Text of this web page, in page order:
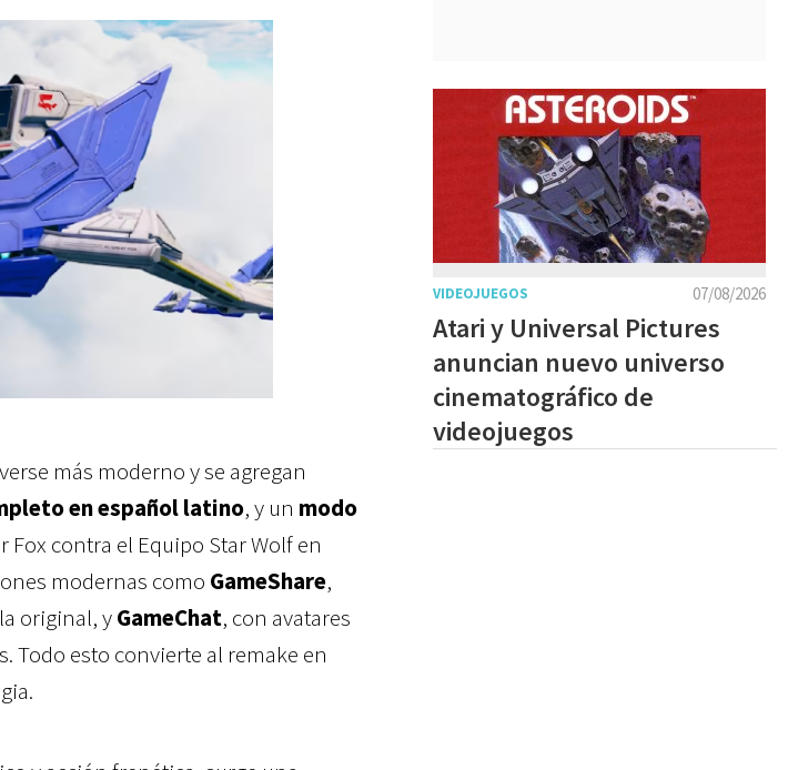
más moderno y se agregan
en español latino, y un modo
Fox contra el Equipo Star Wolf en
modernas como GameShare,
original, yGameChat, con avatares
Todo esto convierte al remake en
07/08/2026
VIDEOJUEGOS
Atari y Universal Pictures
anuncian nuevo universo
cinematográfico de
videojuegos